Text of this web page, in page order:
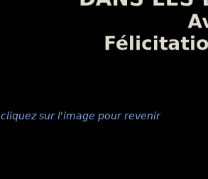
cliquez sur l'image pour revenir